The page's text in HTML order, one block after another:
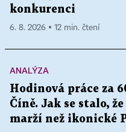
konkurenci
6. 8. 2026 ▪ 12 min. čtení
ANALÝZA
Hodinová práce za
Číně. Jak se stalo,
marží než ikonické